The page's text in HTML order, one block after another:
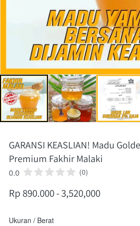
GARANSI KEASLIAN! Madu
Premium Fakhir Malaki
0.0 (0)
Rp 890.000 - 3,520,000
Ukuran / Berat